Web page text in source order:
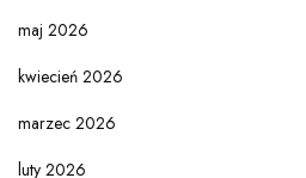
maj 2026
kwiecień 2026
marzec 2026
luty 2026